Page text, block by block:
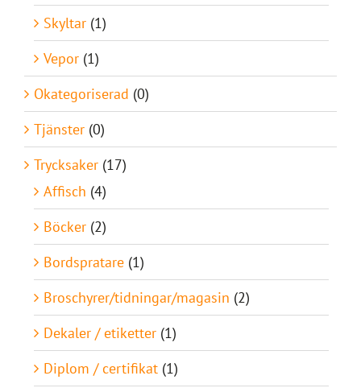
Skyltar (1)
Vepor (1)
Okategoriserad (0)
Tjänster (0)
Trycksaker (17)
Affisch (4)
Böcker (2)
Bordspratare (1)
Broschyrer/tidningar/magasin (2)
Dekaler / etiketter (1)
Diplom / certifikat (1)